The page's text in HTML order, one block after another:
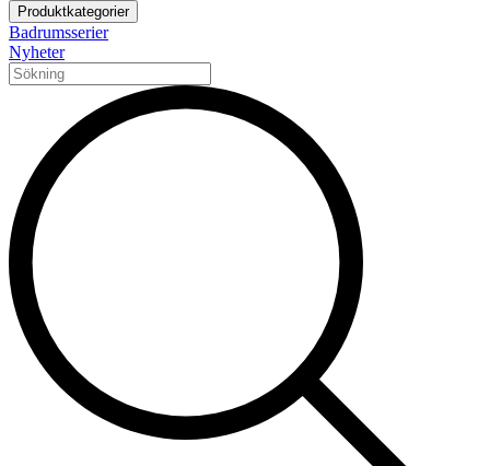
Produktkategorier
Badrumsserier
Nyheter